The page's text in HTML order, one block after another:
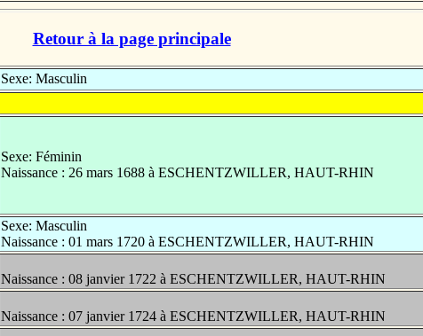
Retour à la page principale
Sexe: Masculin
Sexe: Féminin
Naissance : 26 mars 1688 à ESCHENTZWILLER, HAUT-RHIN
Sexe: Masculin
Naissance : 01 mars 1720 à ESCHENTZWILLER, HAUT-RHIN
Naissance : 08 janvier 1722 à ESCHENTZWILLER, HAUT-RHIN
Naissance : 07 janvier 1724 à ESCHENTZWILLER, HAUT-RHIN